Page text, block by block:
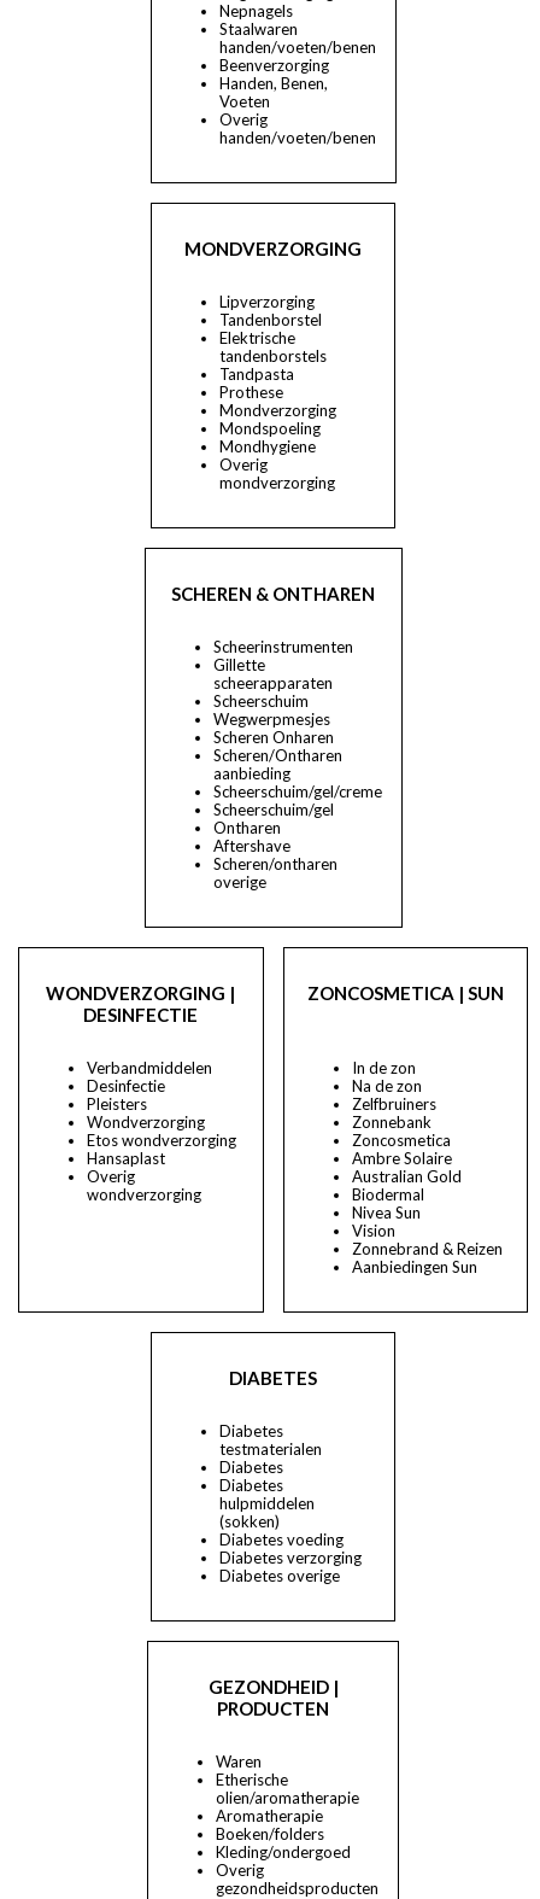
Nepnagels
Staalwaren
handen/voeten/benen
Beenverzorging
Handen, Benen,
Voeten
Overig
handen/voeten/benen
MONDVERZORGING
Lipverzorging
Tandenborstel
Elektrische
tandenborstels
Tandpasta
Prothese
Mondverzorging
Mondspoeling
Mondhygiene
Overig
mondverzorging
SCHEREN & ONTHAREN
Scheerinstrumenten
Gillette
scheerapparaten
Scheerschuim
Wegwerpmesjes
Scheren Onharen
Scheren/Ontharen
aanbieding
Scheerschuim/gel/creme
Scheerschuim/gel
Ontharen
Aftershave
Scheren/ontharen
overige
WONDVERZORGING |
DESINFECTIE
Verbandmiddelen
Desinfectie
Pleisters
Wondverzorging
Etos wondverzorging
Hansaplast
Overig
wondverzorging
ZONCOSMETICA | SUN
In de zon
Na de zon
Zelfbruiners
Zonnebank
Zoncosmetica
Ambre Solaire
Australian Gold
Biodermal
Nivea Sun
Vision
Zonnebrand & Reizen
Aanbiedingen Sun
DIABETES
Diabetes
testmaterialen
Diabetes
Diabetes
hulpmiddelen
(sokken)
Diabetes voeding
Diabetes verzorging
Diabetes overige
GEZONDHEID |
PRODUCTEN
Waren
Etherische
olien/aromatherapie
Aromatherapie
Boeken/folders
Kleding/ondergoed
Overig
gezondheidsproducten